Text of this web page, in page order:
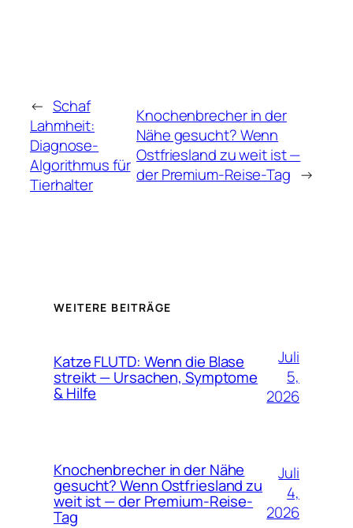
← Schaf
Lahmheit:
Diagnose-
Algorithmus für
Tierhalter
Knochenbrecher in der
Nähe gesucht? Wenn
Ostfriesland zu weit ist —
der Premium-Reise-Tag →
WEITERE BEITRÄGE
Katze FLUTD: Wenn die Blase
streikt — Ursachen, Symptome
& Hilfe
Juli
5,
2026
Knochenbrecher in der Nähe
gesucht? Wenn Ostfriesland zu
weit ist — der Premium-Reise-
Tag
Juli
4,
2026